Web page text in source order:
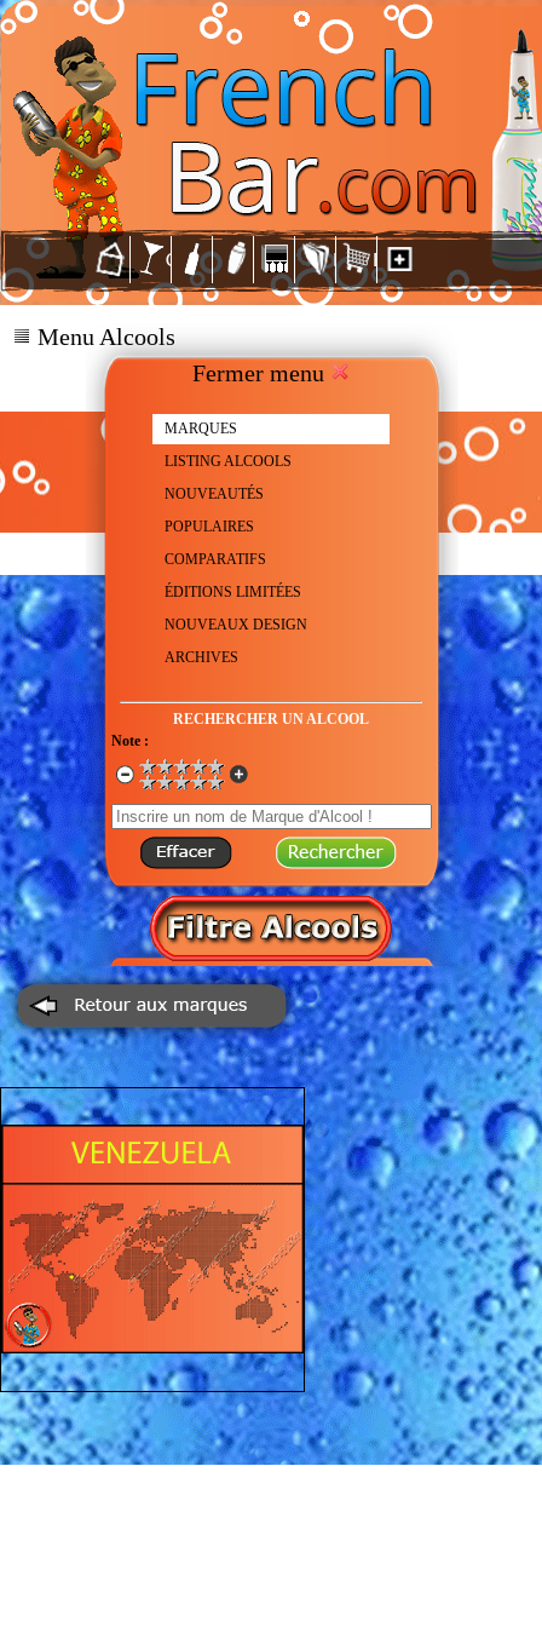
Fermer menu
MARQUES
LISTING ALCOOLS
NOUVEAUTÉS
POPULAIRES
COMPARATIFS
ÉDITIONS LIMITÉES
NOUVEAUX DESIGN
ARCHIVES
RECHERCHER UN ALCOOL
Note :
Menu Alcools
PAMPERO
Cette marque n'est pas activée